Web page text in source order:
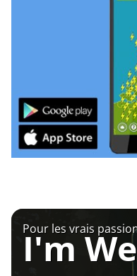
Pour les vrais
I'm